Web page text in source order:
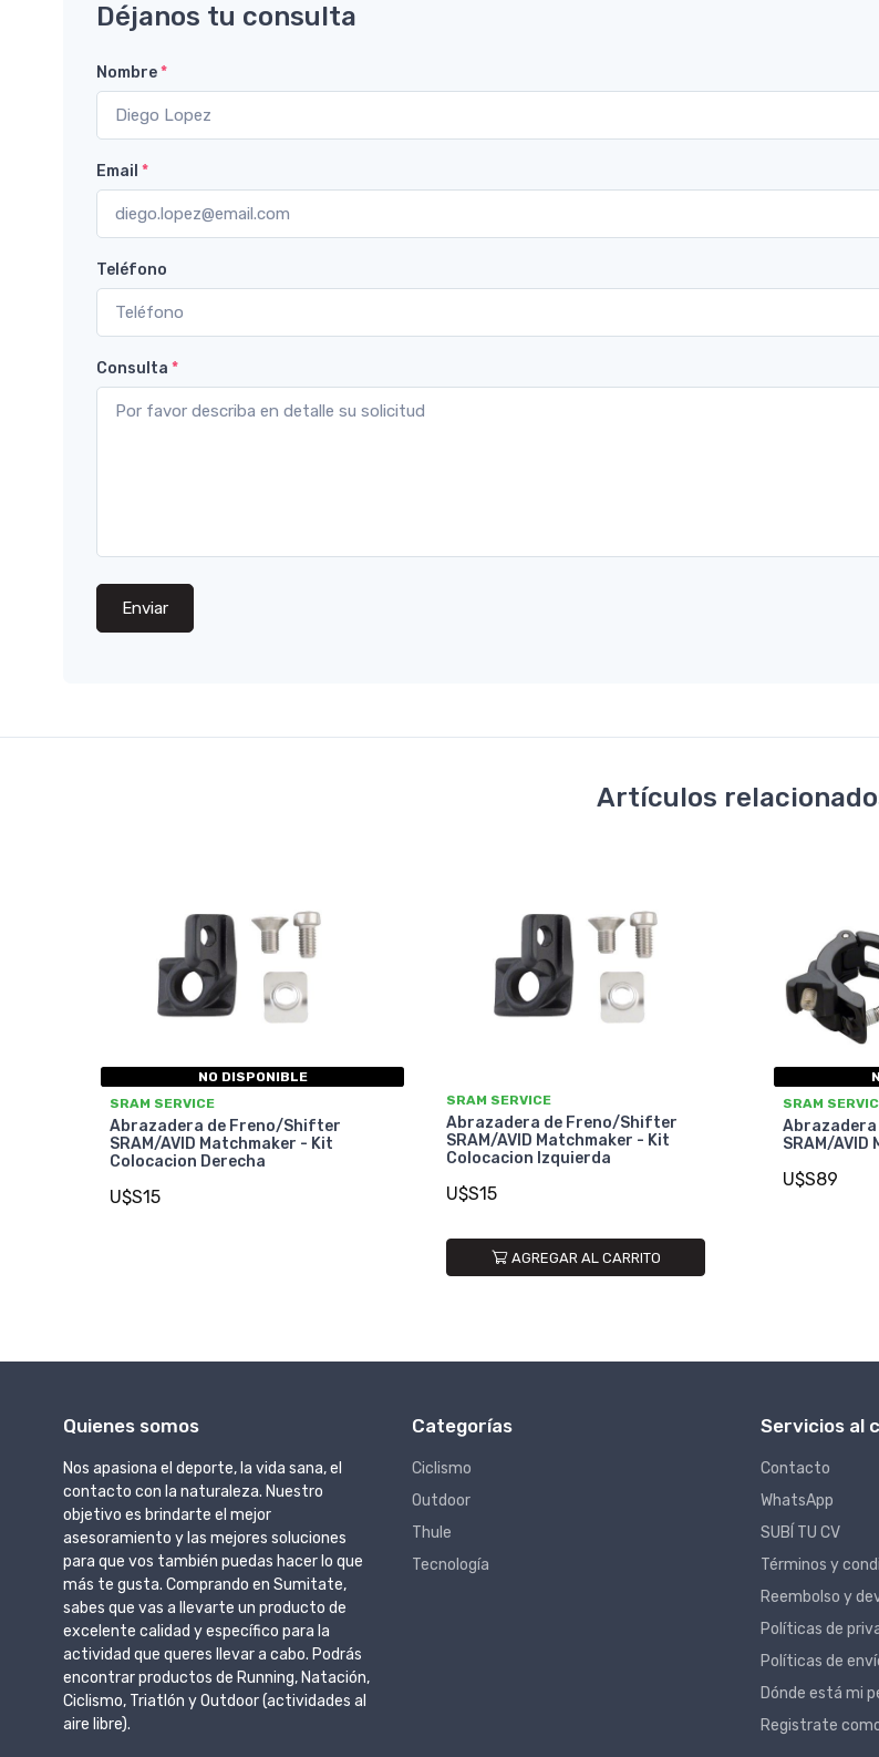
Déjanos tu consulta
Nombre*
Email *
Teléfono
Consulta *
Enviar
Artículos
NO DISPONIBLE
SRAM SERVICE
Abrazadera de Freno/Shifter
SRAM/AVID Matchmaker - Kit
Colocacion Derecha
U$S15
SRAM SERVICE
Abrazadera de Freno/Shifter
SRAM/AVID Matchmaker - Kit
Colocacion Izquierda
U$S15
AGREGAR AL CARRITO
SRAM
SRAM/
U$S89
Quienes somos
Nos apasiona el deporte, la vida sana, el
contacto con la naturaleza. Nuestro
objetivo es brindarte el mejor
asesoramiento y las mejores soluciones
para que vos también puedas hacer lo que
más te gusta. Comprando en Sumitate,
sabes que vas a llevarte un producto de
excelente calidad y específico para la
actividad que queres llevar a cabo. Podrás
encontrar productos de Running, Natación,
Ciclismo, Triatlón y Outdoor (actividades al
aire libre).
Categorías
Ciclismo
Outdoor
Thule
Tecnología
Servicios al
Contacto
WhatsApp
SUBÍ TU CV
Términos y
Reembolso y
Políticas de
Políticas de
Dónde está mi
Registrate